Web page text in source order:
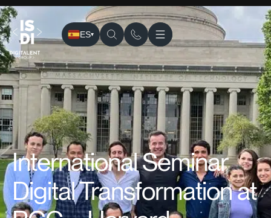
ES▾
ISDI›Formación › ISDT SEMI: Seminario de Inmersión
International Seminar
Digital Transformation at